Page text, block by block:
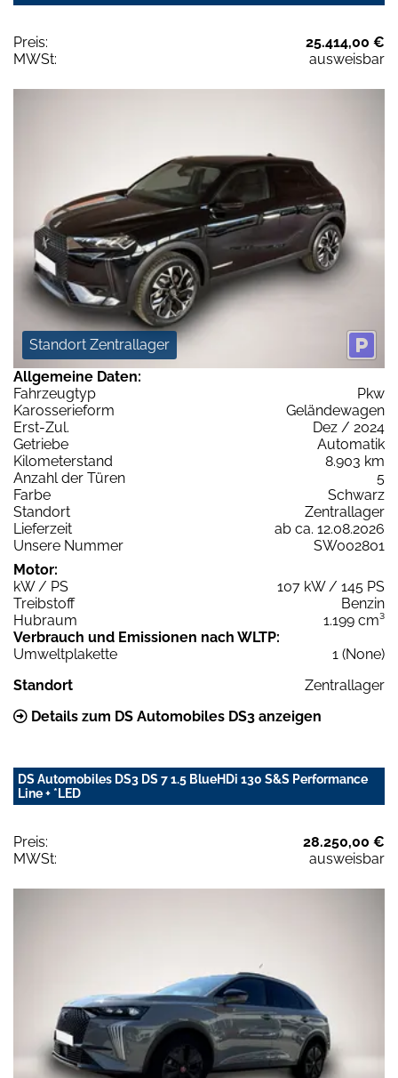
Preis:
25.414,00 €
MWSt:
ausweisbar
Standort Zentrallager
Allgemeine Daten:
Fahrzeugtyp
Pkw
Karosserieform
Geländewagen
Erst-Zul.
Dez / 2024
Getriebe
Automatik
Kilometerstand
8.903 km
Anzahl der Türen
5
Farbe
Schwarz
Standort
Zentrallager
Lieferzeit
ab ca. 12.08.2026
Unsere Nummer
SW002801
Motor:
kW / PS
107 kW / 145 PS
Treibstoff
Benzin
Hubraum
1.199 cm³
Verbrauch und Emissionen nach WLTP:
Umweltplakette
1 (None)
Standort
Zentrallager
Details zum DS Automobiles DS3 anzeigen
DS Automobiles DS3 DS 7 1.5 BlueHDi 130 S&S Performance
Line + *LED
Preis:
28.250,00 €
MWSt:
ausweisbar